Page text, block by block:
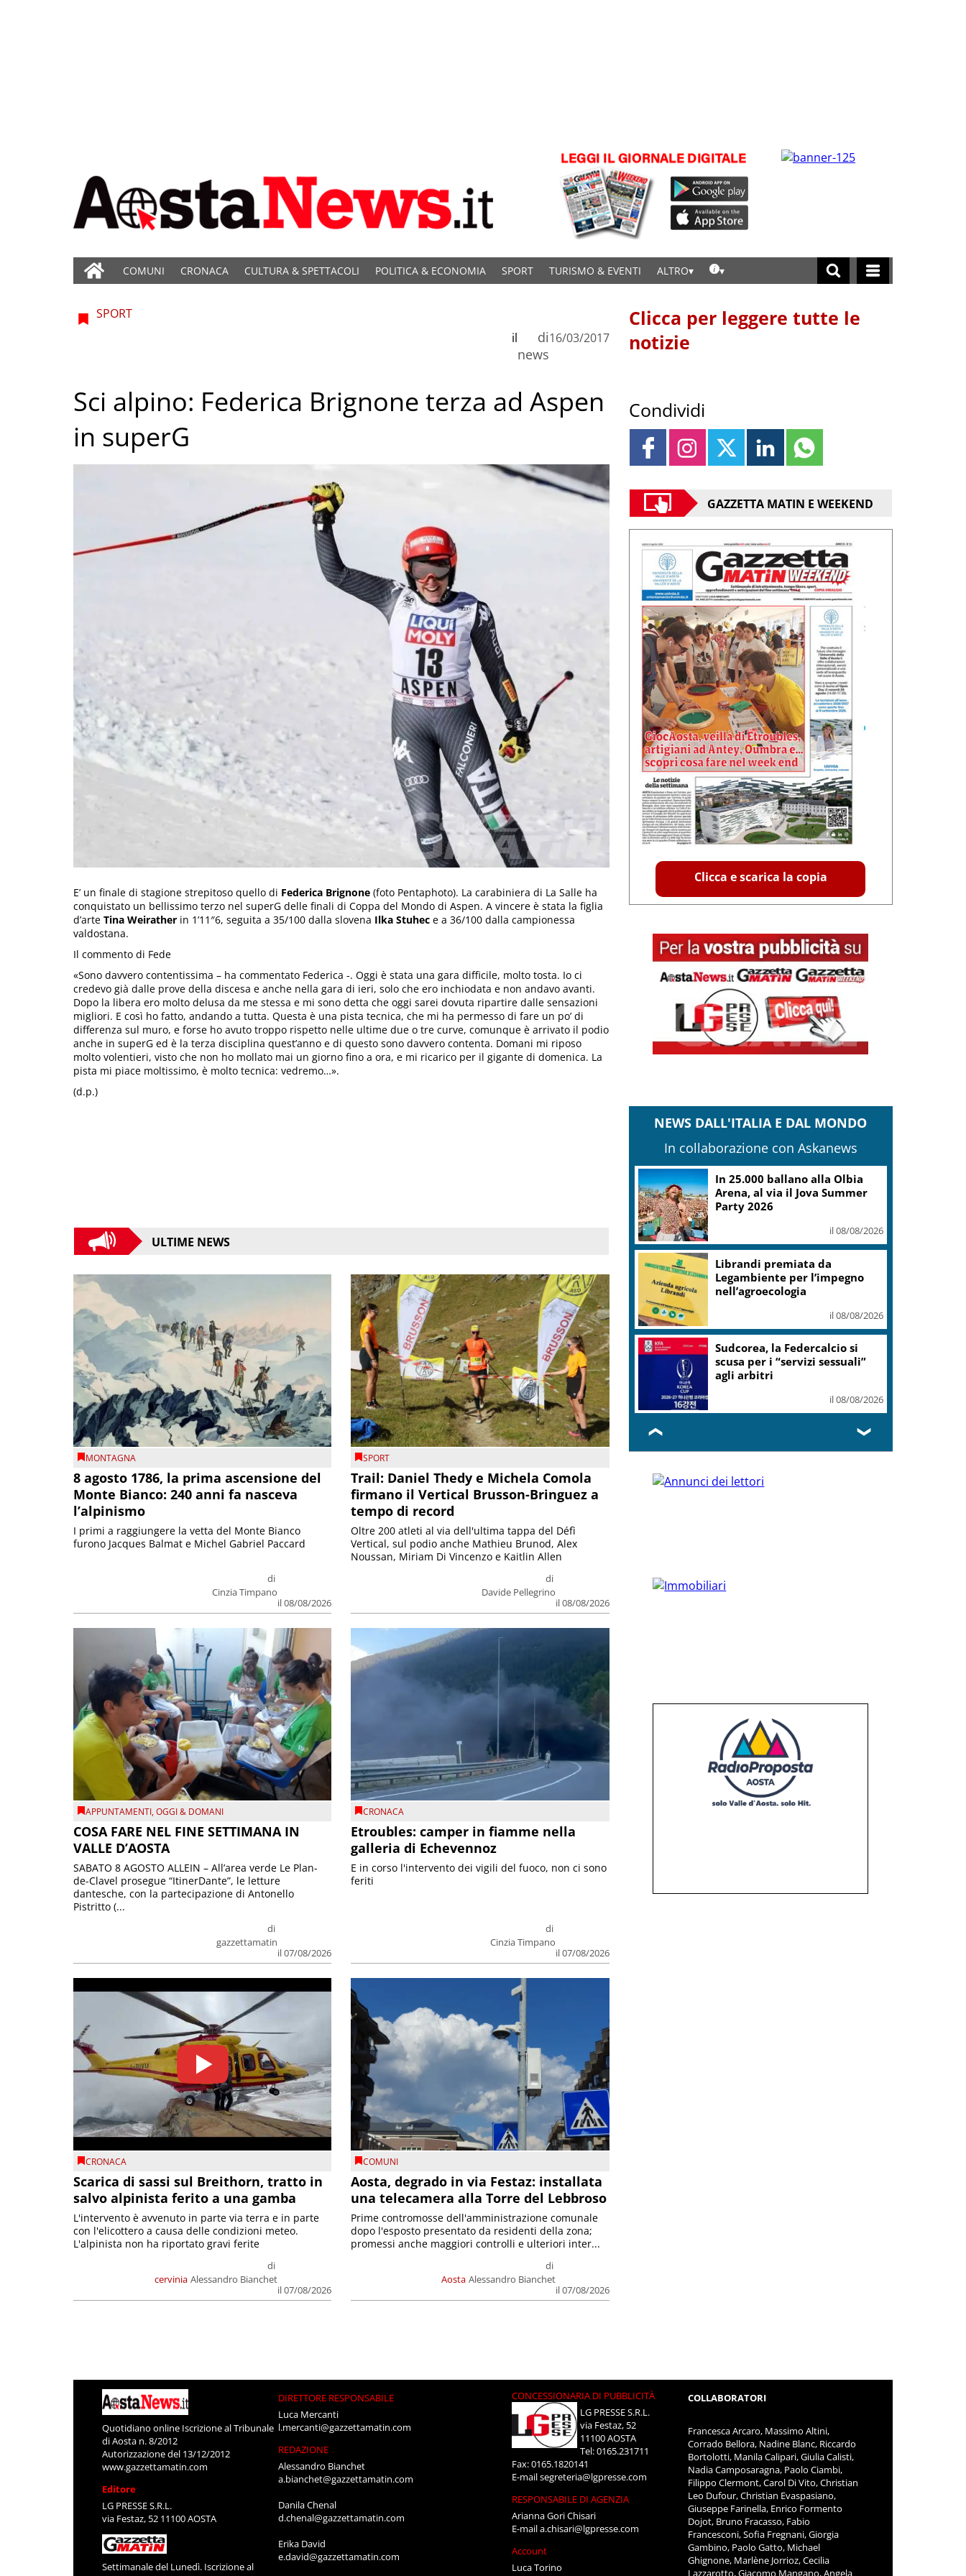
COMUNI CRONACA CULTURA & SPETTACOLI POLITICA & ECONOMIA SPORT TURISMO & EVENTI ALTRO
SPORT
di
news
il 16/03/2017
Sci alpino: Federica Brignone terza ad Aspen
in superG
E’ un finale di stagione strepitoso quello di Federica Brignone (foto Pentaphoto). La carabiniera di La Salle ha
conquistato un bellissimo terzo nel superG delle finali di Coppa del Mondo di Aspen. A vincere è stata la figlia
d’arte Tina Weirather in 1’11″6, seguita a 35/100 dalla slovena Ilka Stuhec e a 36/100 dalla campionessa
valdostana.
Il commento di Fede
«Sono davvero contentissima – ha commentato Federica -. Oggi è stata una gara difficile, molto tosta. Io ci
credevo già dalle prove della discesa e anche nella gara di ieri, solo che ero inchiodata e non andavo avanti.
Dopo la libera ero molto delusa da me stessa e mi sono detta che oggi sarei dovuta ripartire dalle sensazioni
migliori. E così ho fatto, andando a tutta. Questa è una pista tecnica, che mi ha permesso di fare un po’ di
differenza sul muro, e forse ho avuto troppo rispetto nelle ultime due o tre curve, comunque è arrivato il podio
anche in superG ed è la terza disciplina quest’anno e di questo sono davvero contenta. Domani mi riposo
molto volentieri, visto che non ho mollato mai un giorno fino a ora, e mi ricarico per il gigante di domenica. La
pista mi piace moltissimo, è molto tecnica: vedremo…».
(d.p.)
ULTIME NEWS
MONTAGNA
8 agosto 1786, la prima ascensione del
Monte Bianco: 240 anni fa nasceva
l’alpinismo
di
Cinzia Timpano
il 08/08/2026
I primi a raggiungere la vetta del Monte Bianco
furono Jacques Balmat e Michel Gabriel Paccard
SPORT
Trail: Daniel Thedy e Michela Comola
firmano il Vertical Brusson-Bringuez a
tempo di record
di
Davide Pellegrino
il 08/08/2026
Oltre 200 atleti al via dell'ultima tappa del Défì
Vertical, sul podio anche Mathieu Brunod, Alex
Noussan, Miriam Di Vincenzo e Kaitlin Allen
APPUNTAMENTI,OGGI & DOMANI
COSA FARE NEL FINE SETTIMANA IN
VALLE D’AOSTA
di
gazzettamatin
il 07/08/2026
SABATO 8 AGOSTO ALLEIN – All’area verde Le Plan-
de-Clavel prosegue “ItinerDante”, le letture
dantesche, con la partecipazione di Antonello
Pistritto (...
CRONACA
Etroubles: camper in fiamme nella
galleria di Echevennoz
di
Cinzia Timpano
il 07/08/2026
E in corso l'intervento dei vigili del fuoco, non ci sono
feriti
CRONACA
Scarica di sassi sul Breithorn, tratto in
salvo alpinista ferito a una gamba
cervinia
di
Alessandro Bianchet
il 07/08/2026
L'intervento è avvenuto in parte via terra e in parte
con l'elicottero a causa delle condizioni meteo.
L'alpinista non ha riportato gravi ferite
COMUNI
Aosta, degrado in via Festaz: installata
una telecamera alla Torre del Lebbroso
Aosta
di
Alessandro Bianchet
il 07/08/2026
Prime contromosse dell'amministrazione comunale
dopo l'esposto presentato da residenti della zona;
promessi anche maggiori controlli e ulteriori inter...
Clicca per leggere tutte le
notizie
Condividi
GAZZETTA MATIN E WEEKEND
Clicca e scarica la copia
NEWS DALL'ITALIA E DAL MONDO
In collaborazione con Askanews
In 25.000 ballano alla Olbia
Arena, al via il Jova Summer
Party 2026
il 08/08/2026
Librandi premiata da
Legambiente per l’impegno
nell’agroecologia
il 08/08/2026
Sudcorea, la Federcalcio si
scusa per i “servizi sessuali”
agli arbitri
il 08/08/2026
❮ ❯
Quotidiano online Iscrizione al Tribunale
di Aosta n. 8/2012
Autorizzazione del 13/12/2012
www.gazzettamatin.com
Editore
LG PRESSE S.R.L.
via Festaz, 52 11100 AOSTA
Settimanale del Lunedì. Iscrizione al
DIRETTORE RESPONSABILE
Luca Mercanti
l.mercanti@gazzettamatin.com
REDAZIONE
Alessandro Bianchet
a.bianchet@gazzettamatin.com
Danila Chenal
d.chenal@gazzettamatin.com
Erika David
e.david@gazzettamatin.com
CONCESSIONARIA DI PUBBLICITÀ
LG PRESSE S.R.L.
via Festaz, 52
11100 AOSTA
Tel: 0165.231711
Fax: 0165.1820141
E-mailsegreteria@lgpresse.com
RESPONSABILE DI AGENZIA
Arianna Gori Chisari
E-maila.chisari@lgpresse.com
Account
Luca Torino
COLLABORATORI
Francesca Arcaro, Massimo Altini,
Corrado Bellora, Nadine Blanc, Riccardo
Bortolotti, Manila Calipari, Giulia Calisti,
Nadia Camposaragna, Paolo Ciambi,
Filippo Clermont, Carol Di Vito, Christian
Leo Dufour, Christian Evaspasiano,
Giuseppe Farinella, Enrico Formento
Dojot, Bruno Fracasso, Fabio
Francesconi, Sofia Fregnani, Giorgia
Gambino, Paolo Gatto, Michael
Ghignone, Marlène Jorrioz, Cecilia
Lazzarotto, Giacomo Mangano, Angela